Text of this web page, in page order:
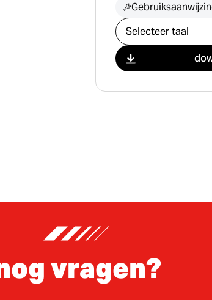
Selecteer download
vragen?